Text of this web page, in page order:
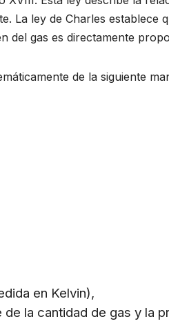
La ley de Charles establece
del gas es directamente
de la siguiente
en Kelvin),
la cantidad de gas y la